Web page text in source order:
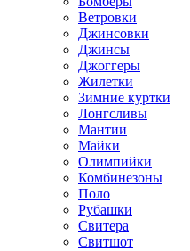
Ветровки
Джинсовки
Джинсы
Джоггеры
Жилетки
Зимние куртки
Лонгсливы
Мантии
Майки
Олимпийки
Комбинезоны
Поло
Рубашки
Свитера
Свитшот